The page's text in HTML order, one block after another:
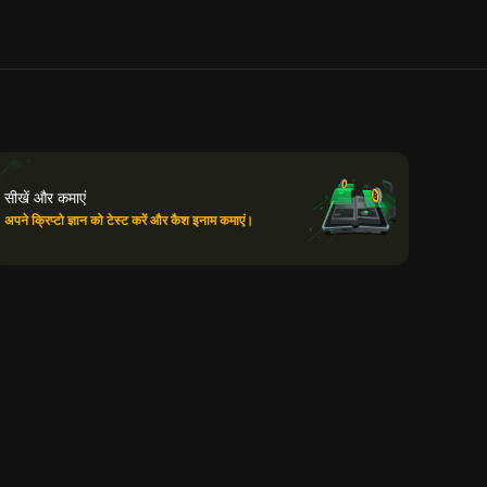
सीखें और कमाएं
अपने क्रिप्टो ज्ञान को टेस्ट करें और कैश इनाम कमाएं।